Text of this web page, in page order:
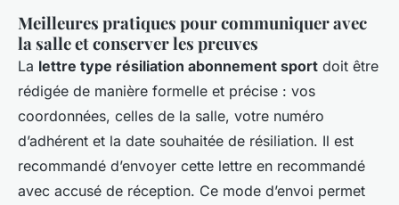
Meilleures pratiques pour communiquer avec
la salle et conserver les preuves
La lettre type résiliation abonnement sport doit être
rédigée de manière formelle et précise : vos
coordonnées, celles de la salle, votre numéro
d’adhérent et la date souhaitée de résiliation. Il est
recommandé d’envoyer cette lettre en recommandé
avec accusé de réception. Ce mode d’envoi permet